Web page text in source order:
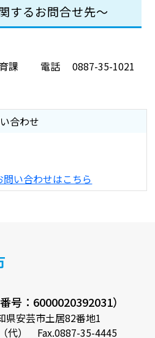
するお問合せ先～
育課 電話 0887-35-1021
合わせ
問い合わせはこちら
号：6000020392031）
安芸市土居82番地1
代） Fax.0887-35-4445